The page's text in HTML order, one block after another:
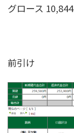
グロース
前引け